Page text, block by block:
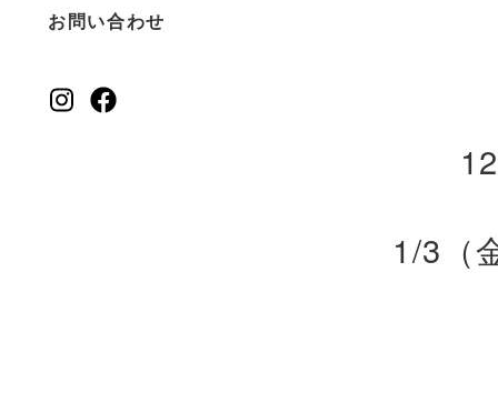
お問い合わせ
1/3（